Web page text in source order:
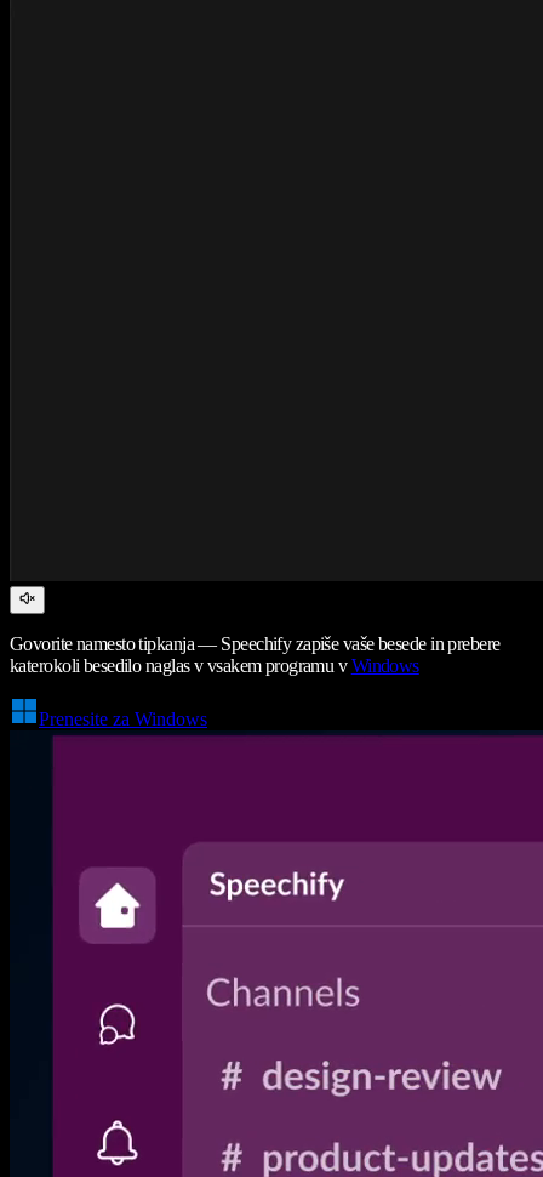
Govorite namesto tipkanja — Speechify zapiše vaše besede in prebere
katerokoli besedilo naglas v vsakem programu vWindows
Prenesite za Windows